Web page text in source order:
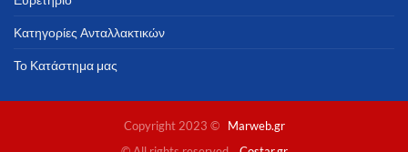
Κατηγορίες Ανταλλακτικών
Το Κατάστημα μας
Copyright 2023 ©
Marweb.gr